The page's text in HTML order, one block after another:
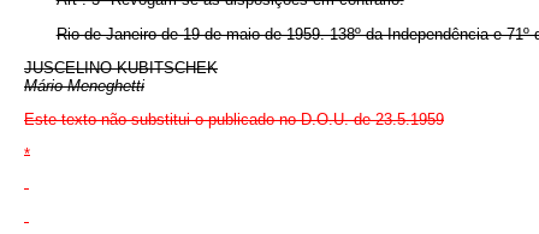
Rio de Janeiro de 19 de maio de 1959. 138º da Independência e 71º
JUSCELINO KUBITSCHEK
Mário Meneghetti
Este texto não substitui o publicado no D.O.U. de 23.5.1959
*